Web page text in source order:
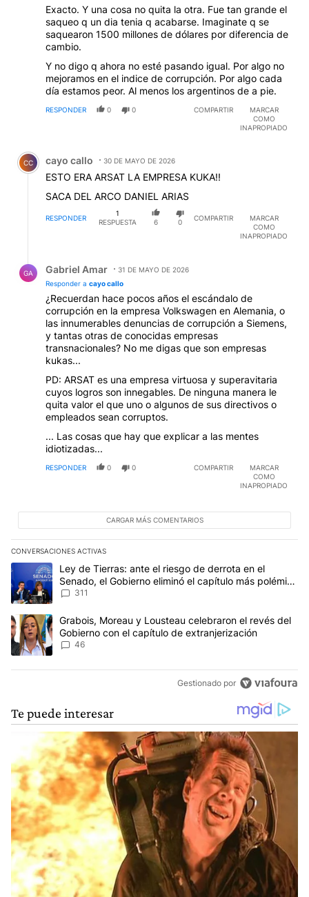
Exacto. Y una cosa no quita la otra. Fue tan grande el
saqueo q un dia tenia q acabarse. Imaginate q se
saquearon 1500 millones de dólares por diferencia de
cambio.
Y no digo q ahora no esté pasando igual. Por algo no
mejoramos en el indice de corrupción. Por algo cada
día estamos peor. Al menos los argentinos de a pie.
RESPONDER 0 0 COMPARTIR
MARCAR
COMO
INAPROPIADO
Comentario de cayo callo.
CC cayo callo 30 DE MAYO DE 2026
ESTO ERA ARSAT LA EMPRESA KUKA!!
SACA DEL ARCO DANIEL ARIAS
RESPONDER
1
RESPUESTA
6 0
COMPARTIR
MARCAR
COMO
INAPROPIADO
GA Gabriel Amar
31 DE MAYO DE 2026
Responder a cayo callo
¿Recuerdan hace pocos años el escándalo de
corrupción en la empresa Volkswagen en Alemania, o
las innumerables denuncias de corrupción a Siemens,
y tantas otras de conocidas empresas
transnacionales? No me digas que son empresas
kukas...
PD: ARSAT es una empresa virtuosa y superavitaria
cuyos logros son innegables. De ninguna manera le
quita valor el que uno o algunos de sus directivos o
empleados sean corruptos.
... Las cosas que hay que explicar a las mentes
idiotizadas...
RESPONDER 0 0 COMPARTIR
MARCAR
COMO
INAPROPIADO
CARGAR MÁS COMENTARIOS
CONVERSACIONES ACTIVAS
Este listado muestra los artículos con más comentarios en los
Un artículo de tendencia con el título "Ley de Tierras: ante el
Ley de Tierras: ante el riesgo de derrota en el
Senado, el Gobierno eliminó el capítulo más polémico
del proyecto
311
Un artículo de tendencia con el título "Grabois, Moreau y
Grabois, Moreau y Lousteau celebraron el revés del
Gobierno con el capítulo de extranjerización
46
Gestionado por